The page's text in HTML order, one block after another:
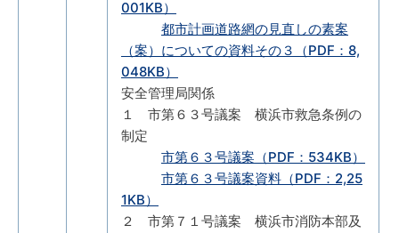
001KB）
都市計画道路網の見直しの素案
（案）についての資料その３（PDF：8,
048KB）
安全管理局関係
１ 市第６３号議案 横浜市救急条例の
制定
市第６３号議案（PDF：534KB）
市第６３号議案資料（PDF：2,25
1KB）
２ 市第７１号議案 横浜市消防本部及